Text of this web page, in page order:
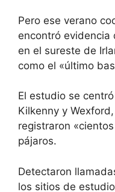
Pero ese verano
encontró evidencia
en el sureste de
como el «último
El estudio se
Kilkenny y Wexford,
registraron
pájaros.
Detectaron
los sitios de